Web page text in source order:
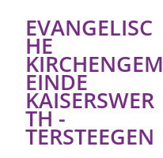
EVANGELISC
HE
KIRCHENGEM
EINDE
KAISERSWER
TH -
TERSTEEGEN